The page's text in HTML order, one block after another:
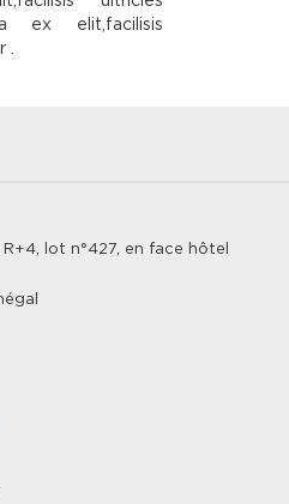
ex elit,facilisis
lot n°427, en face hôtel